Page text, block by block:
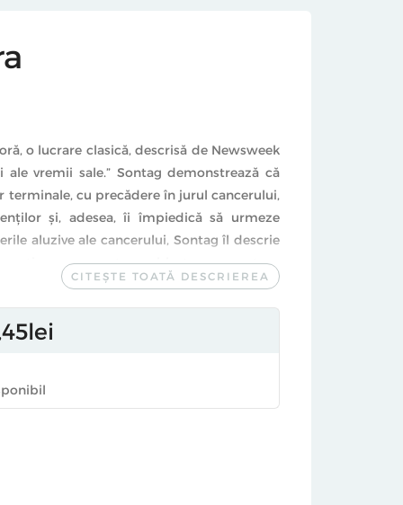
o lucrare clasică, descrisă de Newsweek
vremii sale.” Sontag demonstrează că
cu precădere în jurul cancerului,
şi, adesea, îi împiedică să urmeze
aluzive ale cancerului, Sontag îl descrie
susţine ea, nu este un blestem, nu este o
fi adesea vindecabil dacă este urmat
răspândirea unei alte boli stigmatizate,
CITEȘTE TOATĂ DESCRIEREA
45lei